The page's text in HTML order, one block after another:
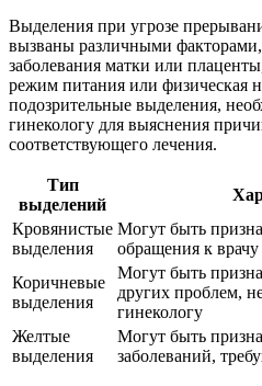
Выделения при угрозе
вызваны различными
заболевания матки или
режим питания или физическая
подозрительные выделения,
гинекологу для выяснения
соответствующего лечения.
Тип
выделений
Кровянистые
выделения
Могут быть
обращения к врачу
Коричневые
выделения
Могут быть
других проблем,
гинекологу
Желтые
выделения
Могут быть
заболеваний,